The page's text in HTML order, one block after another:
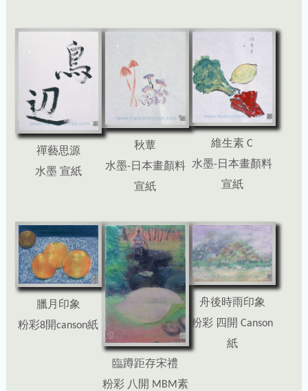
禪藝思源
水墨 宣紙
秋蕈
水墨-日本畫顏料
宣紙
維生素 C
水墨-日本畫顏料
宣紙
臘月印象
粉彩8開canson紙
臨蹲距存宋禮
粉彩 八開 MBM素
舟後時雨印象
粉彩 四開 Canson
紙